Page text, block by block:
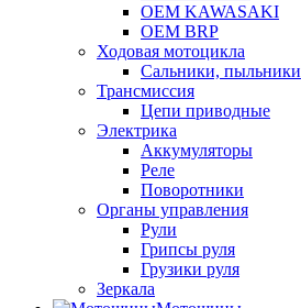
OEM KAWASAKI
OEM BRP
Ходовая мотоцикла
Сальники, пыльники
Трансмиссия
Цепи приводные
Электрика
Аккумуляторы
Реле
Поворотники
Органы управления
Рули
Грипсы руля
Грузики руля
Зеркала